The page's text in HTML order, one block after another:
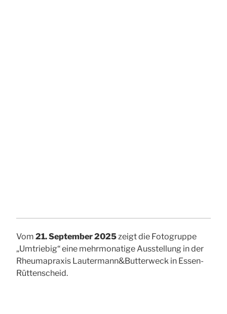
Vom 21. September 2025zeigt die Fotogruppe
„Umtriebig“ eine mehrmonatige Ausstellung in der
Rheumapraxis Lautermann&Butterweck in Essen-
Rüttenscheid.